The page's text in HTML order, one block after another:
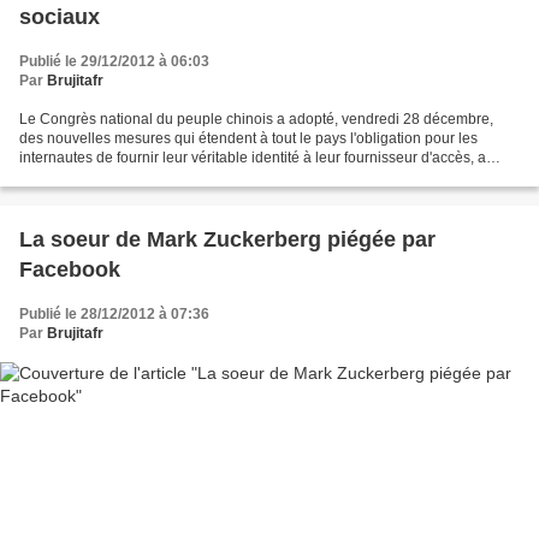
sociaux
Publié le 29/12/2012 à 06:03
Par Brujitafr
Le Congrès national du peuple chinois a adopté, vendredi 28 décembre,
des nouvelles mesures qui étendent à tout le pays l'obligation pour les
internautes de fournir leur véritable identité à leur fournisseur d'accès, a
La soeur de Mark Zuckerberg piégée par
Facebook
Publié le 28/12/2012 à 07:36
Par Brujitafr